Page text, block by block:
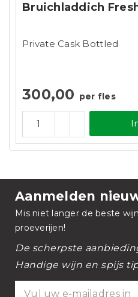
Bruichladdich
Private Cask Bottled
300,00 per fles
Aanmelden
Mis niet langer de beste
proeverijen!
De scherpste
Handige wijn en spijs